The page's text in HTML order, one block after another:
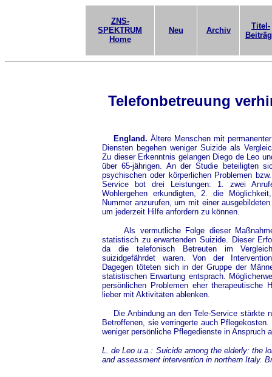
ZNS-
SPEKTRUM
Home
Neu Archiv
Titel-
Telefonbetreuung
England. Ältere Menschen mit
Diensten begehen weniger Suizide als
Zu dieser Erkenntnis gelangen Diego de Leo
über 65-jährigen. An der Studie beteiligten
psychischen oder körperlichen Problemen
Service bot drei Leistungen: 1. zwei
Wohlergehen erkundigten, 2. die
Nummer anzurufen, um mit einer
um jederzeit Hilfe anfordern zu können.
Als vermutliche Folge dieser
statistisch zu erwartenden Suizide. Dieser
da die telefonisch Betreuten im
suizidgefährdet waren. Von der
Dagegen töteten sich in der Gruppe der
statistischen Erwartung entsprach.
persönlichen Problemen eher
lieber mit Aktivitäten ablenken.
Die Anbindung an den Tele-Service stärkte
Betroffenen, sie verringerte auch
weniger persönliche Pflegedienste in Anspruch
L. de Leo u.a.: Suicide among the elderly: the
and assessment intervention in northern Italy.